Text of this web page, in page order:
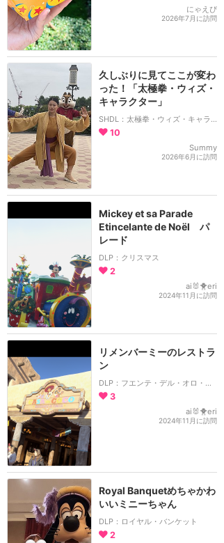
にゃえぴ
2026年7月に訪問
久しぶりに見てここが変わ
った！「太極拳・ウィズ・
キャラクター」
SHDL：太極拳・ウィズ・キャラクター
10
Summy
2026年6月に訪問
Mickey et sa Parade
Etincelante de Noël パ
レード
DLP：クリスマス
2
ai🐰🐥eri
2024年11月に訪問
リメンバーミーのレストラ
ン️
DLP：フエンテ・デル・オロ・レストランテ
3
ai🐰🐥eri
2024年11月に訪問
Royal Banquetめちゃかわ
いいミニーちゃん
DLP：ロイヤル・バンケット
2